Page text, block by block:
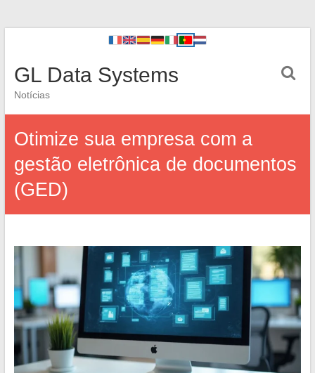
GL Data Systems
Notícias
Otimize sua empresa com a
gestão eletrônica de documentos
(GED)